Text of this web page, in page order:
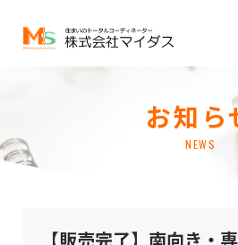
お知ら
NEWS
【販売完了】南向き・